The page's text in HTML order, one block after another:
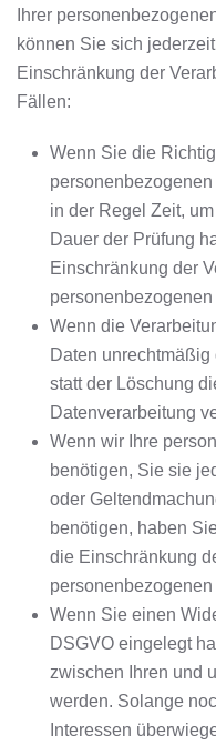
Ihrer
können Sie sich
Einschränkung der
Fällen:
Wenn Sie die
in der Regel Zeit,
Dauer der Prüfung
Einschränkung der
Wenn die
Daten
statt der Löschung
Datenverarbeitung
Wenn wir Ihre
benötigen, Sie sie
oder
benötigen, haben
die Einschränkung
Wenn Sie einen
DSGVO eingelegt
zwischen Ihren und
werden. Solange
Interessen